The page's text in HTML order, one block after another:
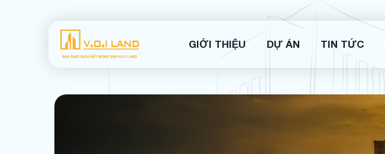
GIỚI THIỆU DỰ ÁN TIN TỨC